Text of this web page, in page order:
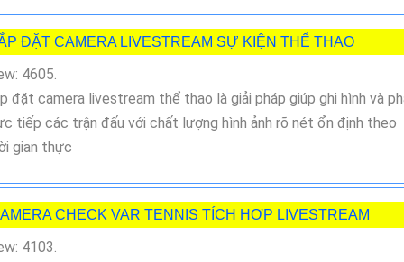
ĐẶT CAMERA LIVESTREAM SỰ KIỆN THỂ THAO
4605.
đặt camera livestream thể thao là giải pháp giúp ghi hình và
tiếp các trận đấu với chất lượng hình ảnh rõ nét ổn định theo
gian thực
CHECK VAR TENNIS TÍCH HỢP LIVESTREAM
4103.